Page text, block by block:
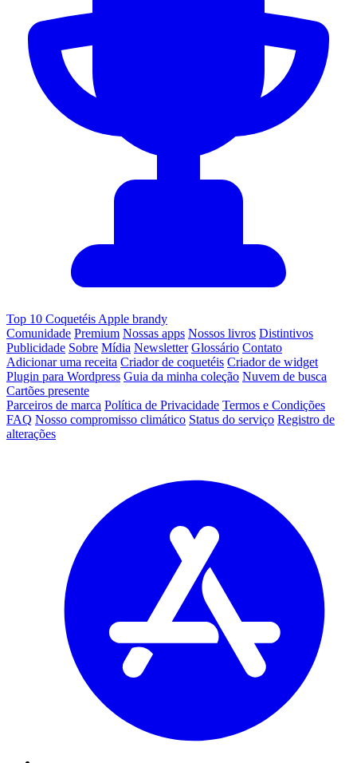
Top 10 Coquetéis Apple brandy
Comunidade Premium Nossas apps Nossos livros Distintivos
Publicidade Sobre Mídia Newsletter Glossário Contato
Adicionar uma receita Criador de coquetéis Criador de widget
Plugin para Wordpress Guia da minha coleção Nuvem de busca
Cartões presente
Parceiros de marca Política de Privacidade Termos e Condições
FAQ Nosso compromisso climático Status do serviço Registro de
alterações